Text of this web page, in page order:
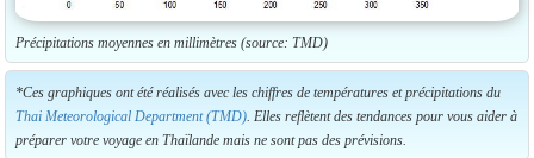
Précipitations moyennes en millimètres (source: TMD)
*Ces graphiques ont été réalisés avec les chiffres de températures et précipitations du
Thai Meteorological Department (TMD). Elles reflètent des tendances pour vous aider à
préparer votre voyage en Thaïlande mais ne sont pas des prévisions.